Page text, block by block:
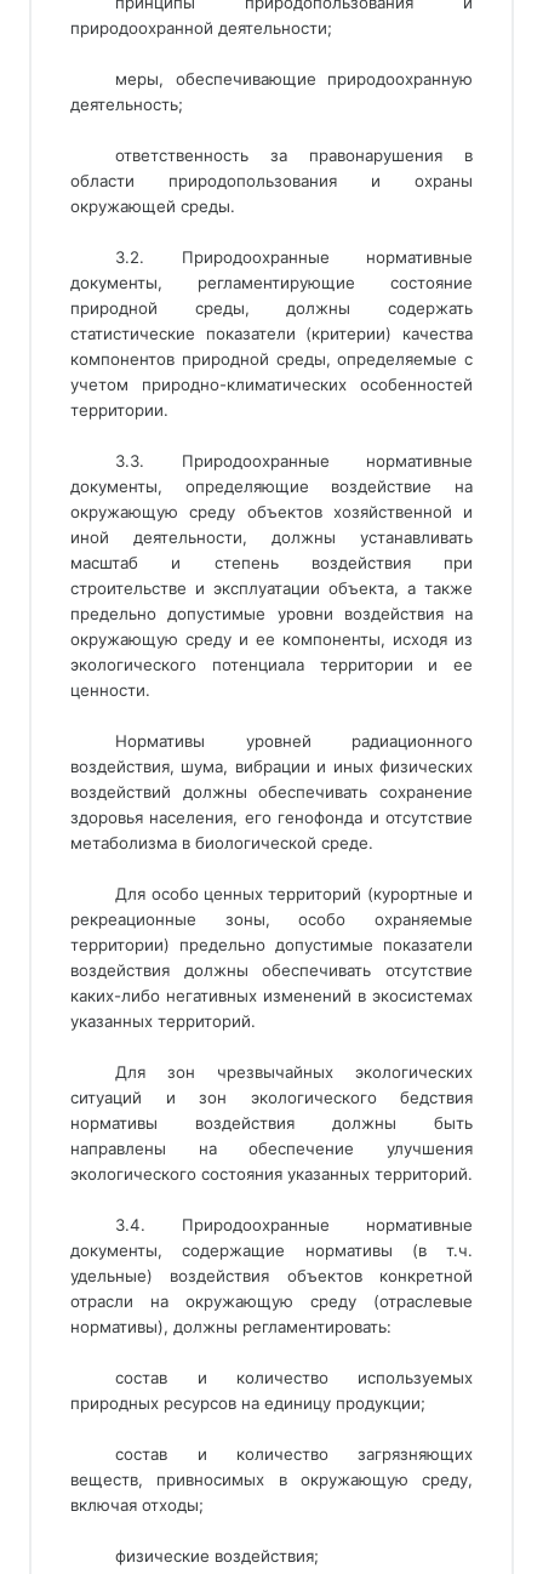
природоохранной деятельности;
меры, обеспечивающие природоохранную
деятельность;
ответственность за правонарушения в
области природопользования и охраны
окружающей среды.
3.2. Природоохранные нормативные
документы, регламентирующие состояние
природной среды, должны содержать
статистические показатели (критерии) качества
компонентов природной среды, определяемые с
учетом природно-климатических особенностей
территории.
3.3. Природоохранные нормативные
документы, определяющие воздействие на
окружающую среду объектов хозяйственной и
иной деятельности, должны устанавливать
масштаб и степень воздействия при
строительстве и эксплуатации объекта, а также
предельно допустимые уровни воздействия на
окружающую среду и ее компоненты, исходя из
экологического потенциала территории и ее
ценности.
Нормативы уровней радиационного
воздействия, шума, вибрации и иных физических
воздействий должны обеспечивать сохранение
здоровья населения, его генофонда и отсутствие
метаболизма в биологической среде.
Для особо ценных территорий (курортные и
рекреационные зоны, особо охраняемые
территории) предельно допустимые показатели
воздействия должны обеспечивать отсутствие
каких-либо негативных изменений в экосистемах
указанных территорий.
Для зон чрезвычайных экологических
ситуаций и зон экологического бедствия
нормативы воздействия должны быть
направлены на обеспечение улучшения
экологического состояния указанных территорий.
3.4. Природоохранные нормативные
документы, содержащие нормативы (в т.ч.
удельные) воздействия объектов конкретной
отрасли на окружающую среду (отраслевые
нормативы), должны регламентировать:
состав и количество используемых
природных ресурсов на единицу продукции;
состав и количество загрязняющих
веществ, привносимых в окружающую среду,
включая отходы;
физические воздействия;